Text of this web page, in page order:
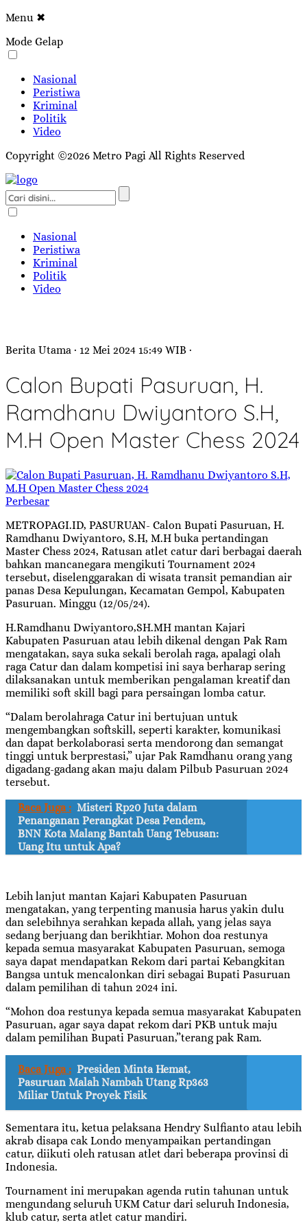
Menu ✖
Mode Gelap
Nasional
Peristiwa
Kriminal
Politik
Video
Copyright ©2026 Metro Pagi All Rights Reserved
Nasional
Peristiwa
Kriminal
Politik
Video
Berita Utama · 12 Mei 2024 15:49 WIB ·
Calon Bupati Pasuruan, H.
Ramdhanu Dwiyantoro S.H,
M.H Open Master Chess 2024
Perbesar
METROPAGI.ID, PASURUAN- Calon Bupati Pasuruan, H.
Ramdhanu Dwiyantoro, S.H, M.H buka pertandingan
Master Chess 2024, Ratusan atlet catur dari berbagai daerah
bahkan mancanegara mengikuti Tournament 2024
tersebut, diselenggarakan di wisata transit pemandian air
panas Desa Kepulungan, Kecamatan Gempol, Kabupaten
Pasuruan. Minggu (12/05/24).
H.Ramdhanu Dwiyantoro,SH.MH mantan Kajari
Kabupaten Pasuruan atau lebih dikenal dengan Pak Ram
mengatakan, saya suka sekali berolah raga, apalagi olah
raga Catur dan dalam kompetisi ini saya berharap sering
dilaksanakan untuk memberikan pengalaman kreatif dan
memiliki soft skill bagi para persaingan lomba catur.
“Dalam berolahraga Catur ini bertujuan untuk
mengembangkan softskill, seperti karakter, komunikasi
dan dapat berkolaborasi serta mendorong dan semangat
tinggi untuk berprestasi,” ujar Pak Ramdhanu orang yang
digadang-gadang akan maju dalam Pilbub Pasuruan 2024
tersebut.
Baca Juga : Misteri Rp20 Juta dalam
Penanganan Perangkat Desa Pendem,
BNN Kota Malang Bantah Uang Tebusan:
Uang Itu untuk Apa?
Lebih lanjut mantan Kajari Kabupaten Pasuruan
mengatakan, yang terpenting manusia harus yakin dulu
dan selebihnya serahkan kepada allah, yang jelas saya
sedang berjuang dan berikhtiar. Mohon doa restunya
kepada semua masyarakat Kabupaten Pasuruan, semoga
saya dapat mendapatkan Rekom dari partai Kebangkitan
Bangsa untuk mencalonkan diri sebagai Bupati Pasuruan
dalam pemilihan di tahun 2024 ini.
“Mohon doa restunya kepada semua masyarakat Kabupaten
Pasuruan, agar saya dapat rekom dari PKB untuk maju
dalam pemilihan Bupati Pasuruan,”terang pak Ram.
Baca Juga : Presiden Minta Hemat,
Pasuruan Malah Nambah Utang Rp363
Miliar Untuk Proyek Fisik
Sementara itu, ketua pelaksana Hendry Sulfianto atau lebih
akrab disapa cak Londo menyampaikan pertandingan
catur, diikuti oleh ratusan atlet dari beberapa provinsi di
Indonesia.
Tournament ini merupakan agenda rutin tahunan untuk
mengundang seluruh UKM Catur dari seluruh Indonesia,
klub catur, serta atlet catur mandiri.